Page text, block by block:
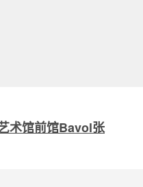
术馆前馆Bavol张